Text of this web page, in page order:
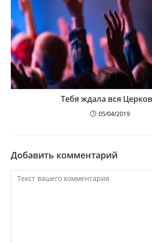
Тебя ждала вся
05/04/2019
Добавить комментарий